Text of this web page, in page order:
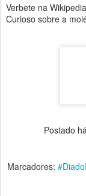
Verbete na
Curioso sobre a
Postado há
Marcadores: